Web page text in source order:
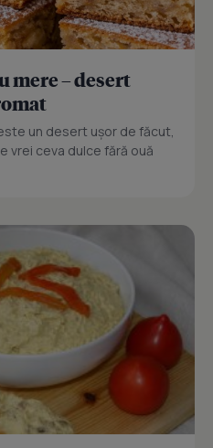
mere – desert
un desert ușor de făcut,
vrei ceva dulce fără ouă